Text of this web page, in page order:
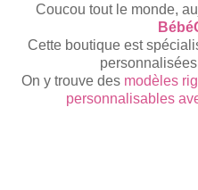
Coucou tout le monde,
Cette boutique est
On y trouve des modèles
personnalisables